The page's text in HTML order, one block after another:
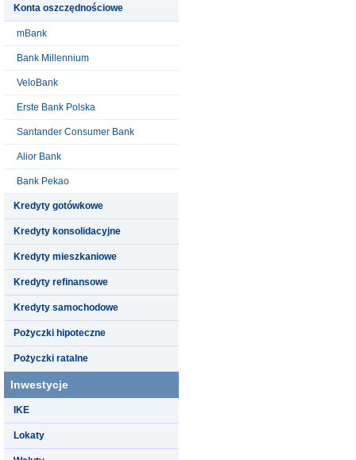
Konta oszczędnościowe
mBank
Bank Millennium
VeloBank
Erste Bank Polska
Santander Consumer Bank
Alior Bank
Bank Pekao
Kredyty gotówkowe
Kredyty konsolidacyjne
Kredyty mieszkaniowe
Kredyty refinansowe
Kredyty samochodowe
Pożyczki hipoteczne
Pożyczki ratalne
Inwestycje
IKE
Lokaty